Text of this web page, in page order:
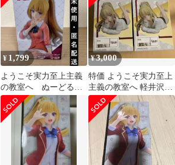
¥ 1,799
ようこそ実力至上主義
の教室へ ぬーどるス
トッパーフィギュア
軽井沢恵
¥3,000
特価 ようこそ実力至上
主義の教室へ 軽井沢恵
フィギュア2体セット